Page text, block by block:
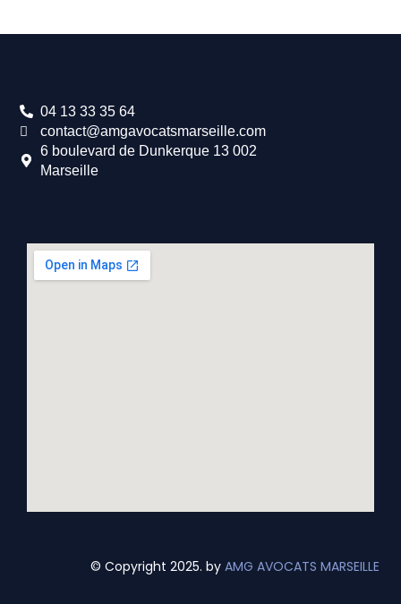
04 13 33 35 64
contact@amgavocatsmarseille.com
6 boulevard de Dunkerque 13 002
Marseille
© Copyright 2025. by AMG AVOCATS MARSEILLE